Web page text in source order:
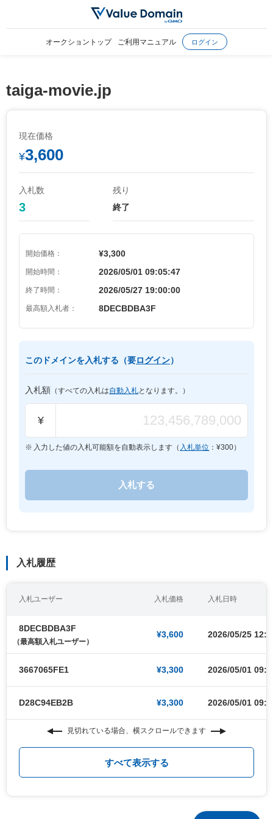
オークショントップ ご利用マニュアル ログイン
taiga-movie.jp
現在価格
¥3,600
入札数
3
残り
終了
開始価格： ¥3,300
開始時間： 2026/05/01 09:05:47
終了時間： 2026/05/27 19:00:00
最高額入札者： 8DECBDBA3F
このドメインを入札する（要ログイン）
入札額 （すべての入札は自動入札となります。）
¥
入力した値の入札可能額を自動表示します（ 入札単位 ：¥300）
入札履歴
入札ユーザー 入札価格 入札日時
8DECBDBA3F
（最高額入札ユーザー）
¥3,600 2026/05/25
3667065FE1 ¥3,300 2026/05/01
D28C94EB2B ¥3,300 2026/05/01
見切れている場合、横スクロールできます
すべて表示する